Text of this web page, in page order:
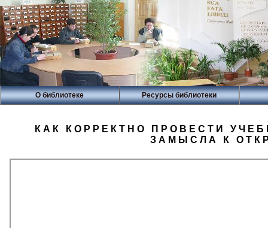
О библиотеке Ресурсы библиотеки
КАК КОРРЕКТНО ПРОВЕСТИ
ЗАМЫСЛА К